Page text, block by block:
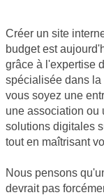
Créer un site
budget est
grâce à l'expertise
spécialisée dans
vous soyez une
une association ou
solutions digitales
tout en maîtrisant
Nous pensons
devrait pas